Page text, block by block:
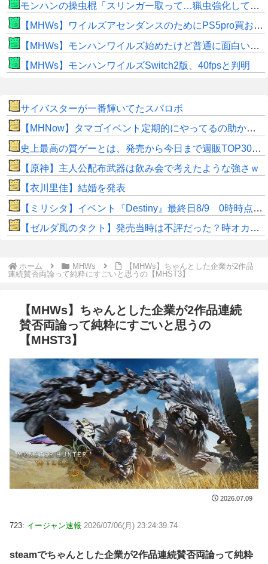
モンハンの操虫棍「スリンガー取って…猟虫強化して…エキス取って… よし、戦うぞ」←これ
【MHWs】ワイルズアセンダンスのためにPS5pro買おうとしたら転売価格ばかりじゃねーか
【MHWs】モンハンワイルズ始めたけど普通に面白いじゃん
【MHWs】モンハンワイルズSwitch2版、40fpsと判明
サイバスターが一番輝いてたスパロボ
【MHNow】タマゴイベント定期的にやってるの助かるよね
史上最高の質ゲーとは、発売から今日まで週販TOP30以内に居るあつ森、スマブラSP、マイクラ、マリカ8DX
【原神】主人公配布武器は飲み会で考えたような強さｗ
【衣川里佳】結婚を発表
【ミリシタ】イベント『Destiny』最終日8/9 0時時点でのポイント、ハイスコアのボーダー
【ゼルダ風のタクト】発売当時は不評だった？時オカから激変したキャラデザに「なんじゃこりゃ」
ホーム MHWs
【MHWs】ちゃんとした企業が2作品
連続賛否両論って純粋にすごいと思うの【MHST3】
【MHWs】ちゃんとした企業が2作品連続
賛否両論って純粋にすごいと思うの
【MHST3】
2026.07.09
723: イージャン速報 2026/07/06(月) 23:24:39.74
steamでちゃんとした企業が2作品連続賛否両論って純粋